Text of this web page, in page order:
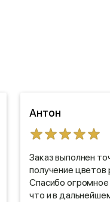
Антон
Заказ выполнен
получение цветов
Спасибо
что и в